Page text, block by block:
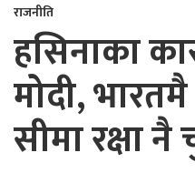
राजनीति
हसिनाका
मोदी, भारतमै
सीमा रक्षा नै